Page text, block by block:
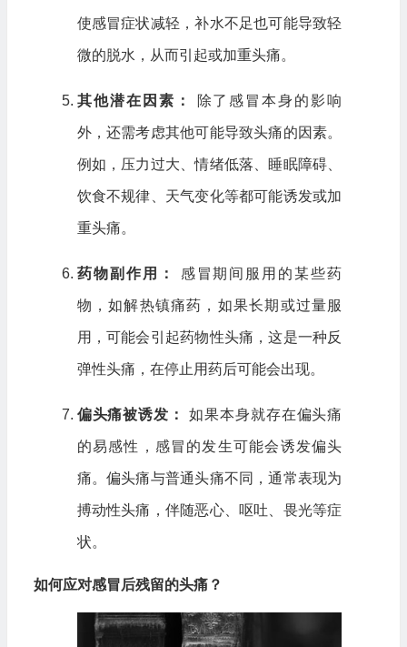
使感冒症状减轻，补水不足也可能导致轻
微的脱水，从而引起或加重头痛。
其他潜在因素： 除了感冒本身的影响
外，还需考虑其他可能导致头痛的因素。
例如，压力过大、情绪低落、睡眠障碍、
饮食不规律、天气变化等都可能诱发或加
重头痛。
药物副作用： 感冒期间服用的某些药
物，如解热镇痛药，如果长期或过量服
用，可能会引起药物性头痛，这是一种反
弹性头痛，在停止用药后可能会出现。
偏头痛被诱发： 如果本身就存在偏头痛
的易感性，感冒的发生可能会诱发偏头
痛。偏头痛与普通头痛不同，通常表现为
搏动性头痛，伴随恶心、呕吐、畏光等症
状。
如何应对感冒后残留的头痛？